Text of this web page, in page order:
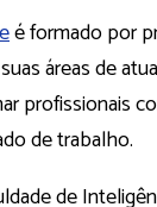
é formado por
áreas de
profissionais
de trabalho.
de